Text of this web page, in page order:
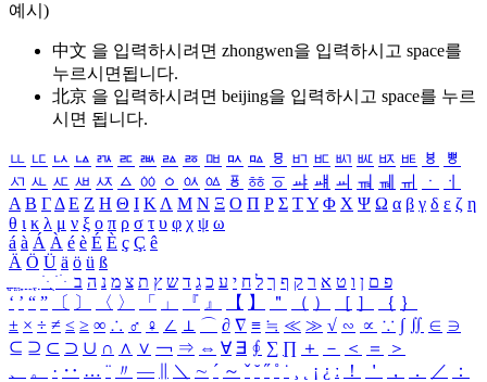
예시)
中文 을 입력하시려면 zhongwen을 입력하시고 space를
누르시면됩니다.
北京 을 입력하시려면 beijing을 입력하시고 space를 누르
시면 됩니다.
ㅥ ㅦ ㅧ ㅨ ㅩ ㅪ ㅫ ㅬ ㅭ ㅮ ㅯ ㅰ ㅱ ㅲ ㅳ ㅴ ㅵ ㅶ ㅷ ㅸ
ㅹ
ㅺ ㅻ ㅼ ㅽ ㅾ ㅿ ㆀ ㆁ ㆂ ㆃ ㆄ ㆅ ㆆ ㆇ ㆈ ㆉ ㆊ ㆋ ㆌ ㆍ
ㆎ
Α Β ΓΔ Ε Ζ Η Θ Ι ΚΛ Μ Ν Ξ Ο Π Ρ Σ ΤΥ Φ Χ Ψ Ω α β γ δ ε ζ η
θ ι κ λ μ ν ξ ο π ρ σ τ υ φ χ ψ ω
á à Á À é è É È ç Ç ê
Ä Ö Ü ä ö ü ß
ִֶֹ ֻּ ׁׂ פ ם ן ו ט א ר ק ף ך ל ח י ע כ ג ד ש ץ ת צ מ נ ה ב
‘ ’ “ ” 〔 〕 〈 〉 「 」 『 』 【 】 ＂ （ ） ［ ］ ｛ ｝
± × ÷ ≠ ≤ ≥ ∞ ∴ ♂ ♀ ∠ ⊥ ⌒ ∂ ∇ ≡ ≒ ≪ ≫ √ ∽ ∝ ∵ ∫ ∬ ∈ ∋
⊆ ⊇ ⊂ ⊃ ∪ ∩ ∧ ∨ ￢ ⇒ ⇔ ∀ ∃ ∮ ∑ ∏ ＋ － ＜ ＝
＞
、
。 · ‥ … ¨ 〃 ― ＼ ∼ ´ ～ ˇ ˘ ˝ ˚ ˙ ¸ ¡ ¿ ː ！ ＇ ， ． ／
：